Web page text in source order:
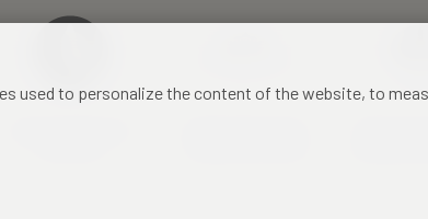
used to personalize the content of the website, to